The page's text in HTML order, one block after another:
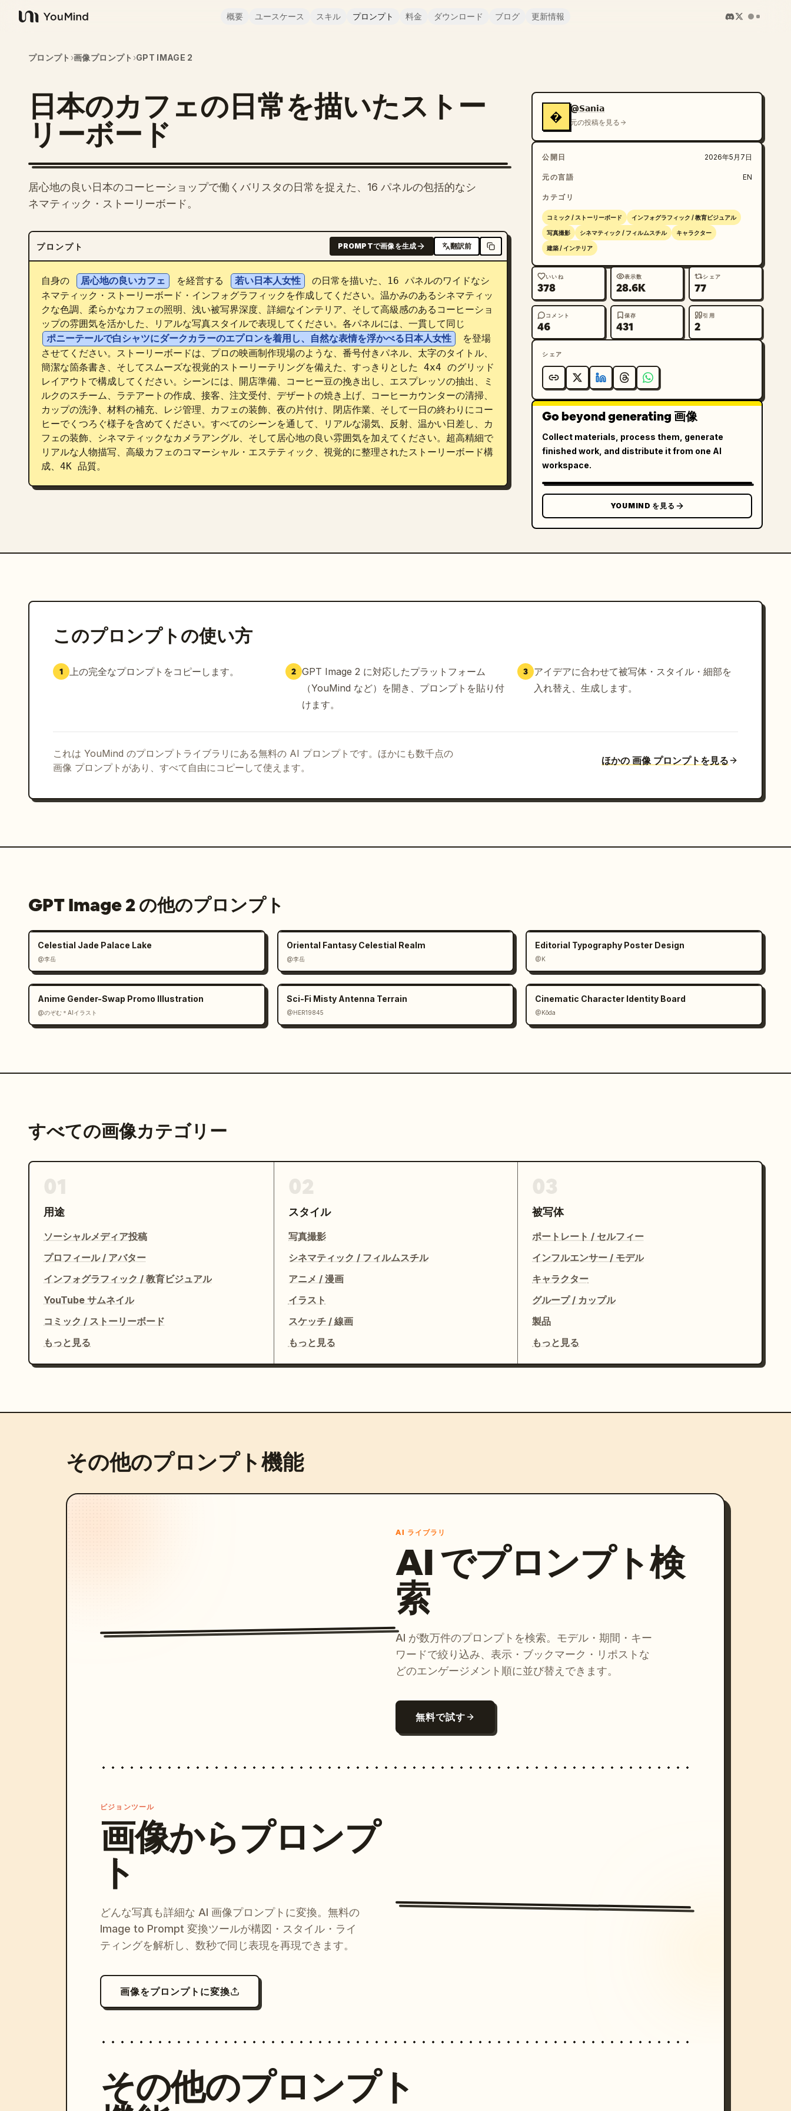
YouMind
概要 ユースケース スキル プロンプト 料金 ダウンロード ブログ 更新情報
プロンプト ›画像プロンプト ›GPT IMAGE 2
日本のカフェの日常を描いたストー
リーボード
居心地の良い日本のコーヒーショップで働くバリスタの日常を捉えた、16 パネルの包括的なシ
ネマティック・ストーリーボード。
プロンプト PROMPTで画像を生成 翻訳前
自身の 居心地の良いカフェ を経営する 若い日本人女性
の日常を描いた、16 パネルのワイドなシ
ネマティック・ストーリーボード・インフォグラフィックを作成してください。温かみのあるシネマティッ
クな色調、柔らかなカフェの照明、浅い被写界深度、詳細なインテリア、そして高級感のあるコーヒーショ
ップの雰囲気を活かした、リアルな写真スタイルで表現してください。各パネルには、一貫して同じ
ポニーテールで白シャツにダークカラーのエプロンを着用し、自然な表情を浮かべる日本人女性
を登場
させてください。ストーリーボードは、プロの映画制作現場のような、番号付きパネル、太字のタイトル、
簡潔な箇条書き、そしてスムーズな視覚的ストーリーテリングを備えた、すっきりとした 4x4 のグリッド
レイアウトで構成してください。シーンには、開店準備、コーヒー豆の挽き出し、エスプレッソの抽出、ミ
ルクのスチーム、ラテアートの作成、接客、注文受付、デザートの焼き上げ、コーヒーカウンターの清掃、
カップの洗浄、材料の補充、レジ管理、カフェの装飾、夜の片付け、閉店作業、そして一日の終わりにコー
ヒーでくつろぐ様子を含めてください。すべてのシーンを通して、リアルな湯気、反射、温かい日差し、カ
フェの装飾、シネマティックなカメラアングル、そして居心地の良い雰囲気を加えてください。超高精細で
リアルな人物描写、高級カフェのコマーシャル・エステティック、視覚的に整理されたストーリーボード構
成、4K 品質。
�
@𝗦𝗮𝗻𝗶𝗮
元の投稿を見る
公開日 2026年5月7日
元の言語 EN
カテゴリ
コミック / ストーリーボード インフォグラフィック / 教育ビジュアル
写真撮影 シネマティック / フィルムスチル キャラクター
建築 / インテリア
いいね
378
表示数
28.6K
シェア
77
コメント
46
保存
431
引用
2
シェア
Go beyond generating 画像
Collect materials, process them, generate
finished work, and distribute it from one AI
workspace.
YOUMIND を見る
このプロンプトの使い方
1 上の完全なプロンプトをコピーします。 2 GPT Image 2 に対応したプラットフォーム
（YouMind など）を開き、プロンプトを貼り付
けます。
3
アイデアに合わせて被写体・スタイル・細部を
入れ替え、生成します。
これは YouMind のプロンプトライブラリにある無料の AI プロンプトです。ほかにも数千点の
画像 プロンプトがあり、すべて自由にコピーして使えます。
ほかの 画像 プロンプトを見る
GPT Image 2 の他のプロンプト
Celestial Jade Palace Lake
@李岳
Oriental Fantasy Celestial Realm
@李岳
Editorial Typography Poster Design
@K
Anime Gender-Swap Promo Illustration
@のぞむ＊AIイラスト
Sci-Fi Misty Antenna Terrain
@HER19845
Cinematic Character Identity Board
@Kōda
すべての画像カテゴリー
用途
ソーシャルメディア投稿
プロフィール / アバター
インフォグラフィック / 教育ビジュアル
YouTube サムネイル
コミック / ストーリーボード
もっと見る
スタイル
写真撮影
シネマティック / フィルムスチル
アニメ / 漫画
イラスト
スケッチ / 線画
もっと見る
被写体
ポートレート / セルフィー
インフルエンサー / モデル
キャラクター
グループ / カップル
製品
もっと見る
その他のプロンプト機能
AI ライブラリ
AI でプロンプト検
索
AI が数万件のプロンプトを検索。モデル・期間・キー
ワードで絞り込み、表示・ブックマーク・リポストな
どのエンゲージメント順に並び替えできます。
無料で試す
ビジョンツール
画像からプロンプ
ト
どんな写真も詳細な AI 画像プロンプトに変換。無料の
Image to Prompt 変換ツールが構図・スタイル・ライ
ティングを解析し、数秒で同じ表現を再現できます。
画像をプロンプトに変換
その他のプロンプト